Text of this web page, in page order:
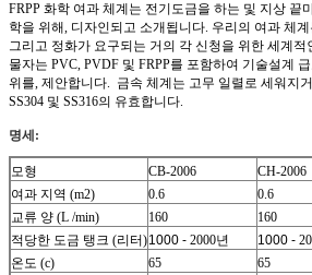
FRPP 화학 여과 체계는 전기도금을 하는 및 지상 끝
학을 위해, 디자인되고 소개됩니다. 우리의 여과 체
그리고 정화가 요구되는 거의 각 신청을 위한 세계
물자는 PVC, PVDF 및 FRPP를 포함하여 기술설계
위를, 제안합니다. 금속 체계는 고무 일렬로 세워지
SS304 및 SS316의 유효합니다.
명세:
모형 CB-2006
CH-2006
여과 지역 (m2)
0.6
0.6
교류 양 (L /min)
160
160
적당한 도금 탱크 (리터)1000 - 2000년 1000 -
온도 (c)
65
65